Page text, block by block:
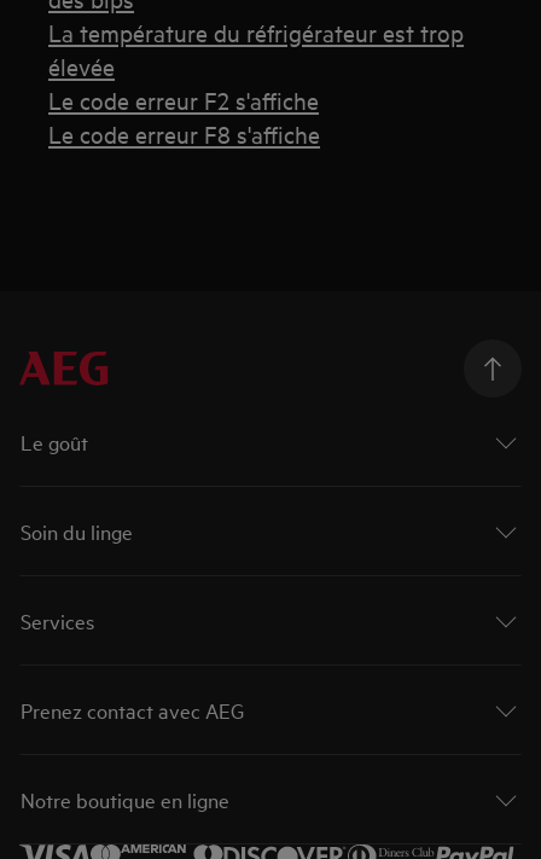
La température du réfrigérateur est trop
élevée
Le code erreur F2 s'affiche
Le code erreur F8 s'affiche
Le goût
Soin du linge
Services
Prenez contact avec AEG
Notre boutique en ligne